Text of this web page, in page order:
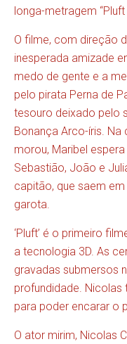
longa-metragem “Pluft
O filme, com direção
inesperada amizade
medo de gente e a
pelo pirata Perna de
tesouro deixado pelo
Bonança Arco-íris.
morou, Maribel
Sebastião, João e
capitão, que saem
garota.
‘Pluft’ é o primeiro
a tecnologia 3D. As
gravadas submersos
profundidade. Nicolas
para poder encarar o
O ator mirim, Nicolas